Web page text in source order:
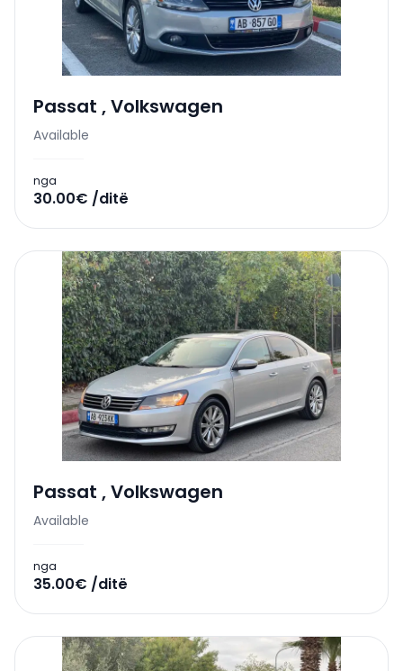
Passat ,Volkswagen
Available
nga
30.00€ /ditë
Passat ,Volkswagen
Available
nga
35.00€ /ditë